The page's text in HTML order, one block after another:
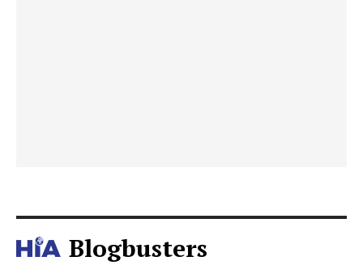
Blogbusters